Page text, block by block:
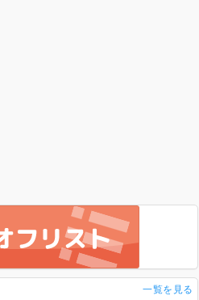
一覧を見る